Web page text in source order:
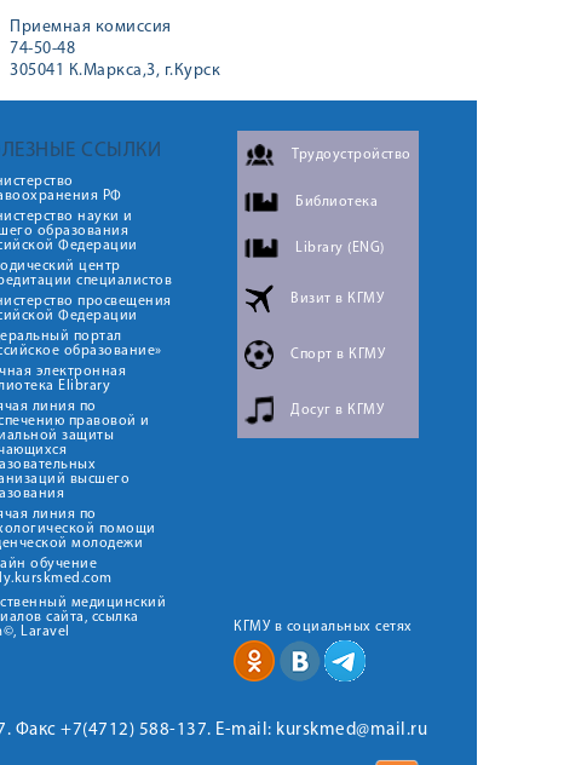
Приемная комиссия
74-50-48
305041 К.Маркса,3, г.Курск
ССЫЛКИ
РФ
науки и
образования
Федерации
центр
специалистов
просвещения
Федерации
портал
образование»
электронная
Elibrary
линия по
правовой и
защиты
высшего
линия по
помощи
молодежи
обучение
Трудоустройство
Библиотека
Library (ENG)
Визит в КГМУ
Спорт в КГМУ
Досуг в КГМУ
медицинский
сайта, ссылка
Laravel
КГМУ в социальных сетях
Факс +7(4712) 588-137. E-mail: kurskmed@mail.ru